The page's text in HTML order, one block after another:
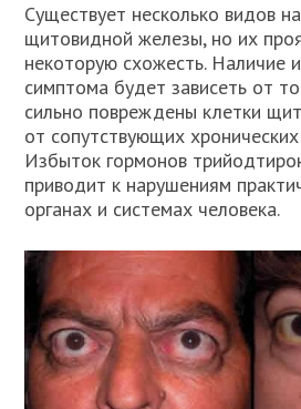
Существует несколько видов
щитовидной железы, но их
некоторую схожесть. Наличие
симптома будет зависеть от
сильно повреждены клетки
от сопутствующих
Избыток гормонов
приводит к нарушениям
органах и системах человека.